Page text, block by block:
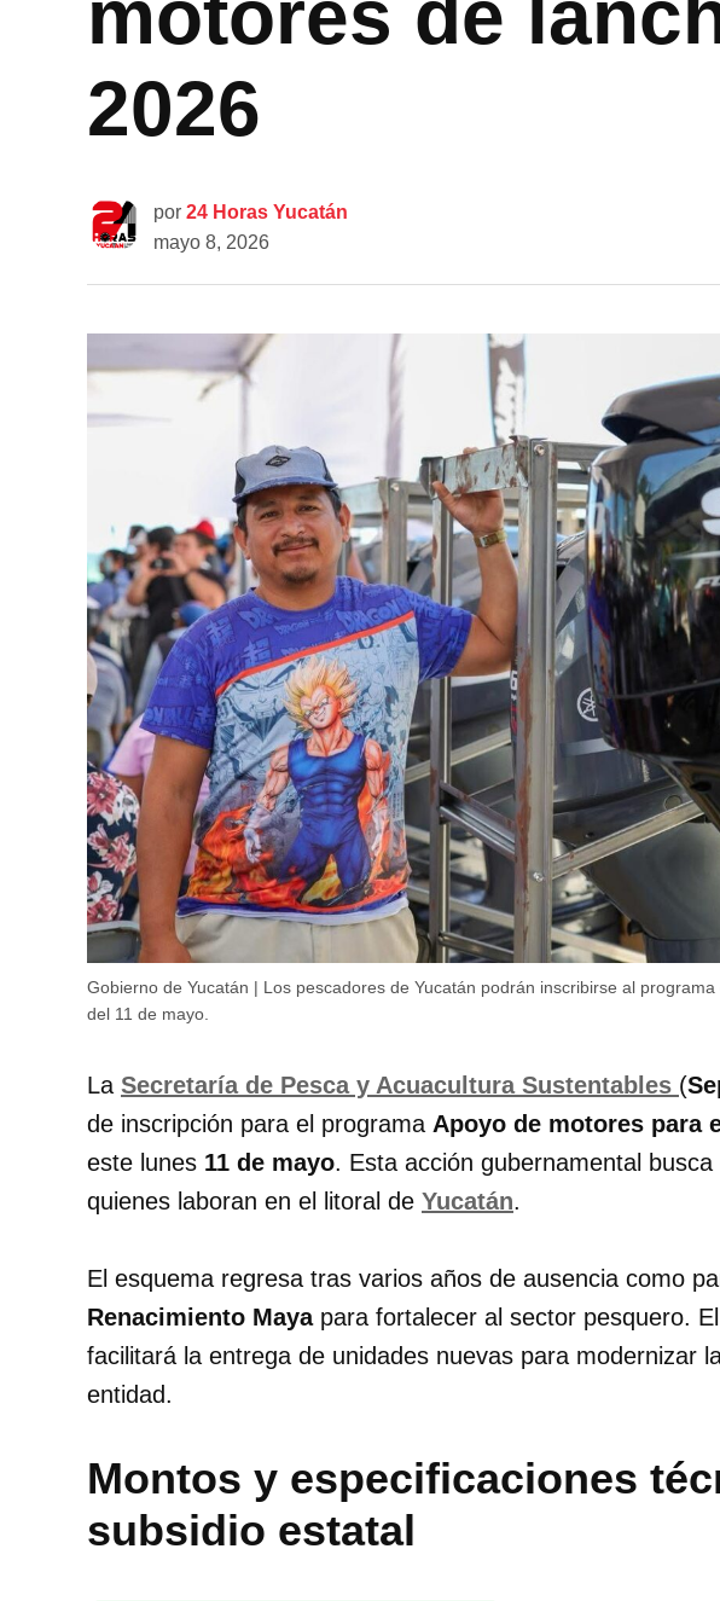
2026
por 24 Horas Yucatán
mayo 8, 2026
Gobierno de Yucatán | Los pescadores de Yucatán podrán inscribirse al
del 11 de mayo.
La Secretaría de Pesca y Acuacultura Sustentables (
de inscripción para el programa Apoyo de motores para
este lunes 11 de mayo. Esta acción gubernamental
quienes laboran en el litoral de Yucatán.
El esquema regresa tras varios años de ausencia como
Renacimiento Mayapara fortalecer al sector pesquero. El
facilitará la entrega de unidades nuevas para modernizar
entidad.
Montos y especificaciones
subsidio estatal